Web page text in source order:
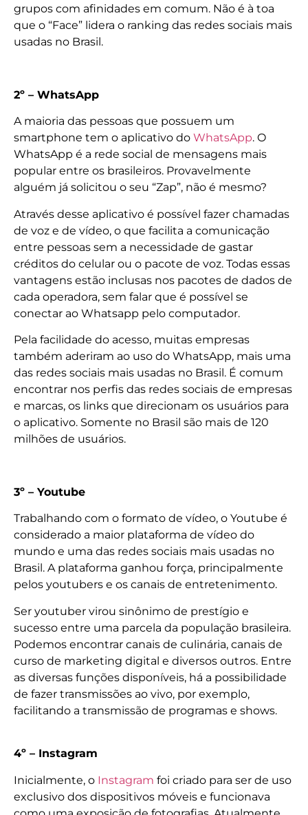
grupos com afinidades em comum. Não é à toa
que o “Face” lidera o ranking das redes sociais mais
usadas no Brasil.
2º – WhatsApp
A maioria das pessoas que possuem um
smartphone tem o aplicativo do WhatsApp. O
WhatsApp é a rede social de mensagens mais
popular entre os brasileiros. Provavelmente
alguém já solicitou o seu “Zap”, não é mesmo?
Através desse aplicativo é possível fazer chamadas
de voz e de vídeo, o que facilita a comunicação
entre pessoas sem a necessidade de gastar
créditos do celular ou o pacote de voz. Todas essas
vantagens estão inclusas nos pacotes de dados de
cada operadora, sem falar que é possível se
conectar ao Whatsapp pelo computador.
Pela facilidade do acesso, muitas empresas
também aderiram ao uso do WhatsApp, mais uma
das redes sociais mais usadas no Brasil. É comum
encontrar nos perfis das redes sociais de empresas
e marcas, os links que direcionam os usuários para
o aplicativo. Somente no Brasil são mais de 120
milhões de usuários.
3º – Youtube
Trabalhando com o formato de vídeo, o Youtube é
considerado a maior plataforma de vídeo do
mundo e uma das redes sociais mais usadas no
Brasil. A plataforma ganhou força, principalmente
pelos youtubers e os canais de entretenimento.
Ser youtuber virou sinônimo de prestígio e
sucesso entre uma parcela da população brasileira.
Podemos encontrar canais de culinária, canais de
curso de marketing digital e diversos outros. Entre
as diversas funções disponíveis, há a possibilidade
de fazer transmissões ao vivo, por exemplo,
facilitando a transmissão de programas e shows.
4º – Instagram
Inicialmente, o Instagram foi criado para ser de uso
exclusivo dos dispositivos móveis e funcionava